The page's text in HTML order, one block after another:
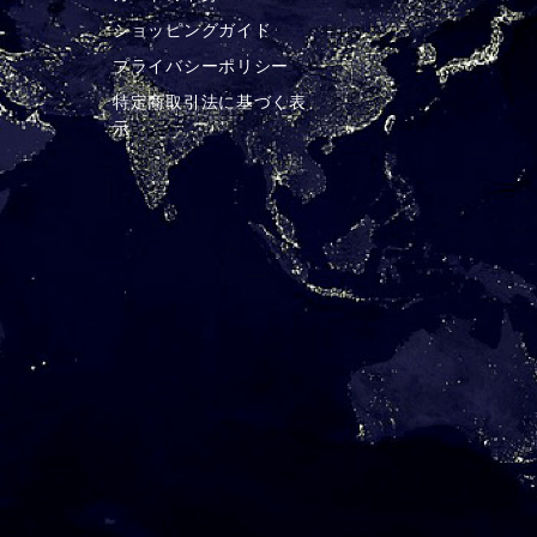
ショッピングガイド
プライバシーポリシー
特定商取引法に基づく表
示